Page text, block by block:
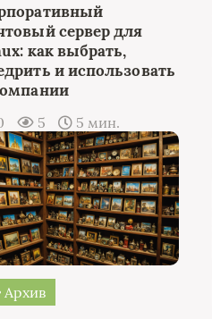
сервер для
как выбрать,
и использовать
5 5 мин.
Архив